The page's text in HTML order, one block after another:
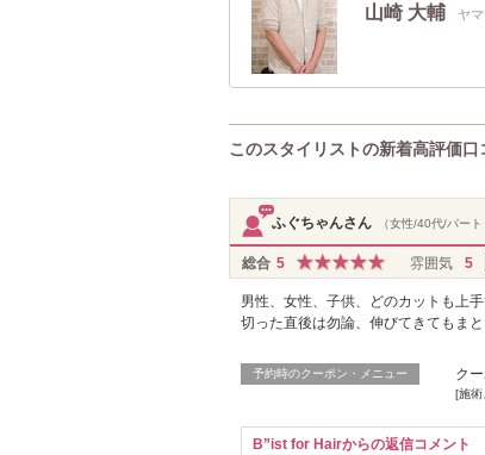
山崎 大輔 ヤ
このスタイリストの新着高評価口
ふぐちゃんさん （女性/40代/パート
総合 5 雰囲気 5
男性、女性、子供、どのカットも上手
切った直後は勿論、伸びてきてもま
予約時のクーポン・メニュー ク
[施術
B”ist for Hairからの返信コメント